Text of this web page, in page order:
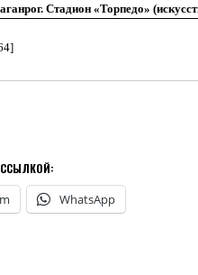
Стадион «Торпедо»
WhatsApp